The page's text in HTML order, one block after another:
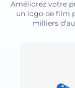
Améliorez votre
un logo de film
milliers